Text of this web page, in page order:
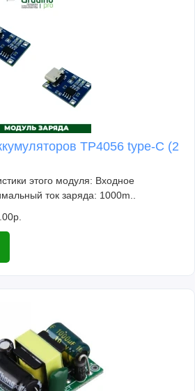
TP4056 type-C (2
этого модуля: Входное
ток заряда: 1000m..